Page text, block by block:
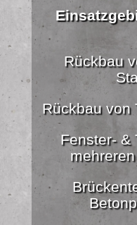
Rückbau
Rückbau von
Fenster-